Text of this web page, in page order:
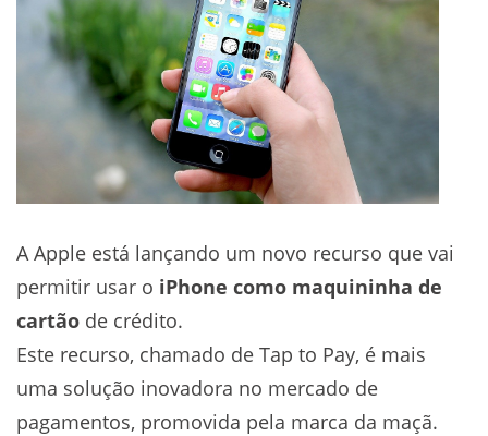
A Apple está lançando um novo recurso que vai
permitir usar o iPhone como maquininha de
cartão de crédito.
Este recurso, chamado de Tap to Pay, é mais
uma solução inovadora no mercado de
pagamentos, promovida pela marca da maçã.